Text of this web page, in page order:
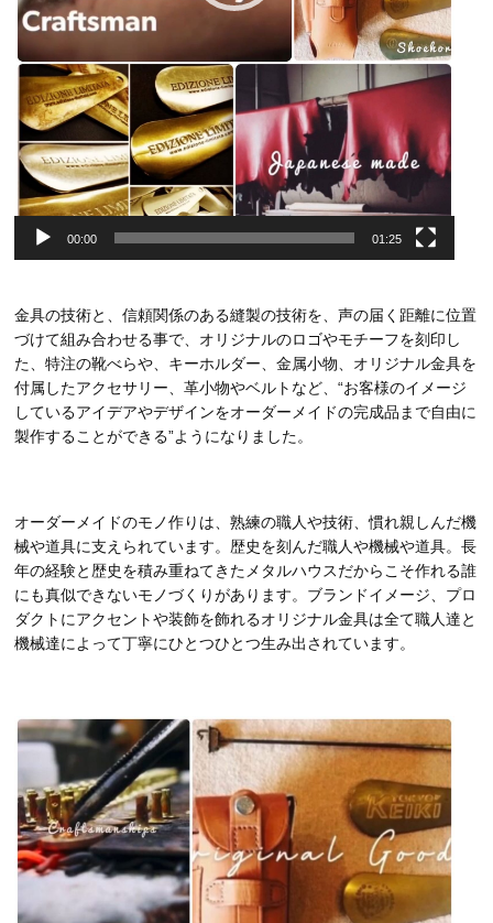
00:00 01:25
金具の技術と、信頼関係のある縫製の技術を、声の届く距離に位置
づけて組み合わせる事で、オリジナルのロゴやモチーフを刻印し
た、特注の靴べらや、キーホルダー、金属小物、オリジナル金具を
付属したアクセサリー、革小物やベルトなど、“お客様のイメージ
しているアイデアやデザインをオーダーメイドの完成品まで自由に
製作することができる”ようになりました。
オーダーメイドのモノ作りは、熟練の職人や技術、慣れ親しんだ機
械や道具に支えられています。歴史を刻んだ職人や機械や道具。長
年の経験と歴史を積み重ねてきたメタルハウスだからこそ作れる誰
にも真似できないモノづくりがあります。ブランドイメージ、プロ
ダクトにアクセントや装飾を飾れるオリジナル金具は全て職人達と
機械達によって丁寧にひとつひとつ生み出されています。